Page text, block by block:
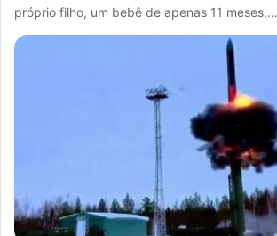
próprio filho, um bebê de apenas 11 meses,…